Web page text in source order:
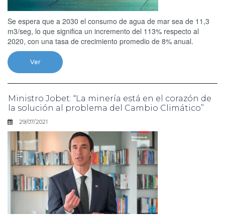
Se espera que a 2030 el consumo de agua de mar sea de 11,3
m3/seg, lo que significa un incremento del 113% respecto al
2020, con una tasa de crecimiento promedio de 8% anual.
Ver
Ministro Jobet: “La minería está en el corazón de
la solución al problema del Cambio Climático”
29/07/2021